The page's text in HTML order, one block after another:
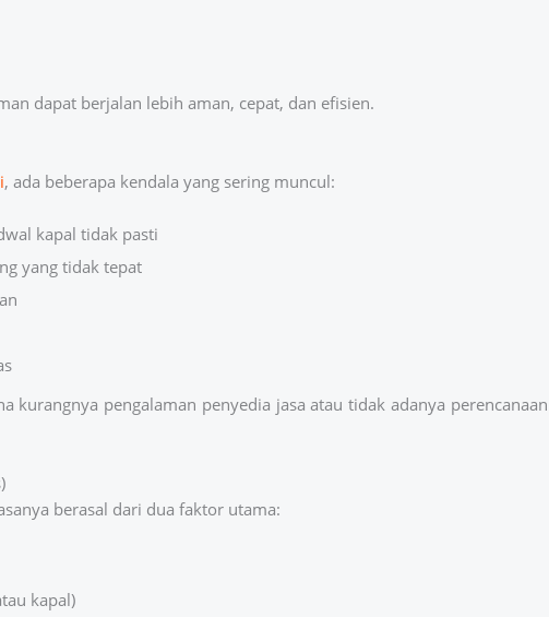
dapat berjalan lebih aman, cepat, dan efisien.
, ada beberapa kendala yang sering muncul:
kapal tidak pasti
yang tidak tepat
kurangnya pengalaman penyedia jasa atau tidak adanya perencanaan
berasal dari dua faktor utama:
kapal)